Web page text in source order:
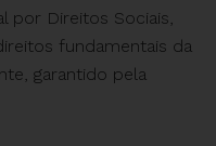
por Direitos Sociais,
fundamentais da
garantido pela